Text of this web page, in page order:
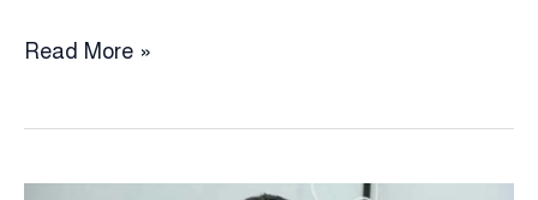
টানা
লোডশেডিং:
Read More »